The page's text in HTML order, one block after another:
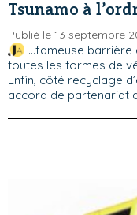
Tsunamo à
Publié le 13 septembre
...fameuse
toutes les formes de
Enfin, côté recyclage
accord de partenariat